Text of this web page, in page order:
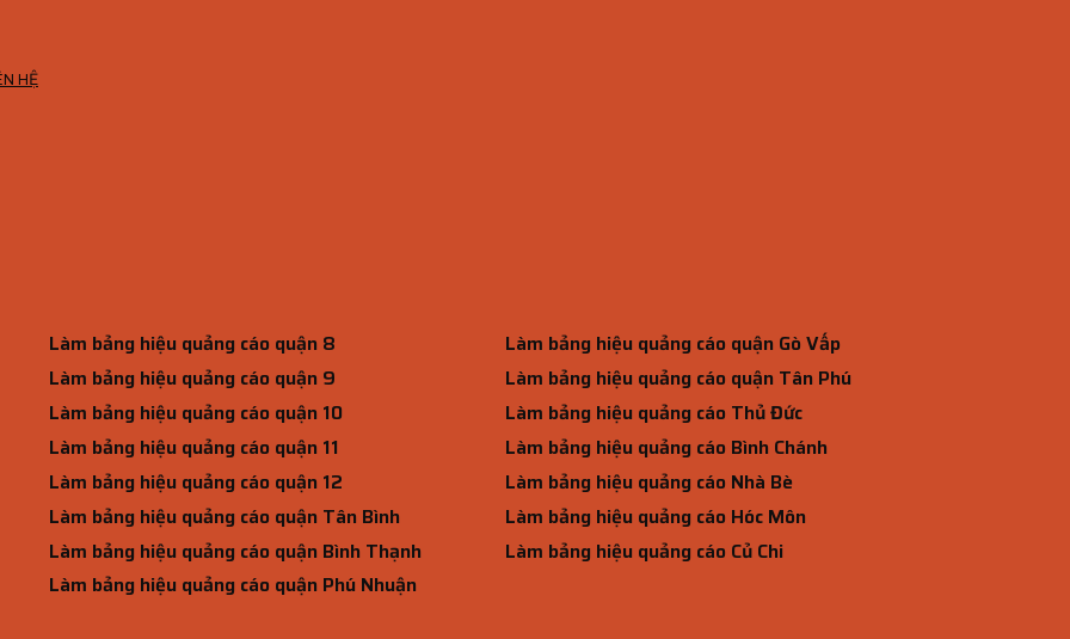
HỆ
Làm bảng hiệu quảng cáo quận 8
Làm bảng hiệu quảng cáo quận Gò Vấp
Làm bảng hiệu quảng cáo quận 9
Làm bảng hiệu quảng cáo quận Tân Phú
Làm bảng hiệu quảng cáo quận 10
Làm bảng hiệu quảng cáo Thủ Đức
Làm bảng hiệu quảng cáo quận 11
Làm bảng hiệu quảng cáo Bình Chánh
Làm bảng hiệu quảng cáo quận 12
Làm bảng hiệu quảng cáo Nhà Bè
Làm bảng hiệu quảng cáo quận Tân Bình
Làm bảng hiệu quảng cáo Hóc Môn
Làm bảng hiệu quảng cáo quận Bình Thạnh
Làm bảng hiệu quảng cáo Củ Chi
Làm bảng hiệu quảng cáo quận Phú Nhuận